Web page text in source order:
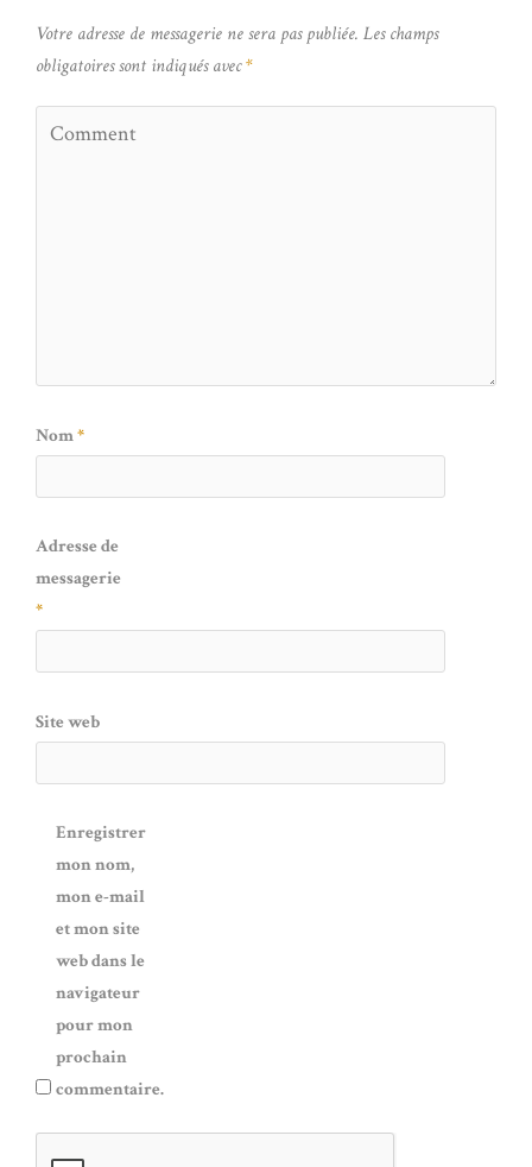
Votre adresse de messagerie ne sera pas publiée. Les champs
obligatoires sont indiqués avec*
Nom*
Adresse de
messagerie
*
Site web
Enregistrer
mon nom,
mon e-mail
et mon site
web dans le
navigateur
pour mon
prochain
commentaire.